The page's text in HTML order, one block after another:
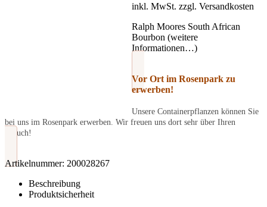
inkl. MwSt. zzgl. Versandkosten
Ralph Moores South African
Bourbon (weitere
Informationen…)
Vor Ort im Rosenpark zu
erwerben!
Unsere Containerpflanzen können Sie
bei uns im Rosenpark erwerben. Wir freuen uns dort sehr über Ihren
Besuch!
Artikelnummer: 200028267
Beschreibung
Produktsicherheit